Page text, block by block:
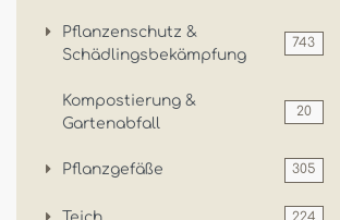
Pflanzenschutz &
Schädlingsbekämpfung
743
Kompostierung &
Gartenabfall
20
Pflanzgefäße 305